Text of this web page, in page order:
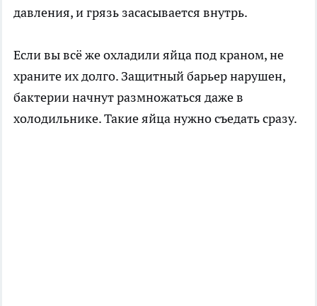
давления, и грязь засасывается внутрь.
Если вы всё же охладили яйца под краном, не
храните их долго. Защитный барьер нарушен,
бактерии начнут размножаться даже в
холодильнике. Такие яйца нужно съедать сразу.